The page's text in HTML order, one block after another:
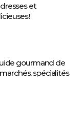
et
gourmand de
spécialités